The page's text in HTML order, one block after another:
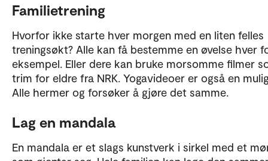
Familietrening
Hvorfor ikke starte hver morgen med en liten felles
treningsøkt? Alle kan få bestemme en øvelse hver
eksempel. Eller dere kan bruke morsomme filmer
trim for eldre fra NRK. Yogavideoer er også en
Alle hermer og forsøker å gjøre det samme.
Lag en mandala
En mandala er et slags kunstverk i sirkel med et